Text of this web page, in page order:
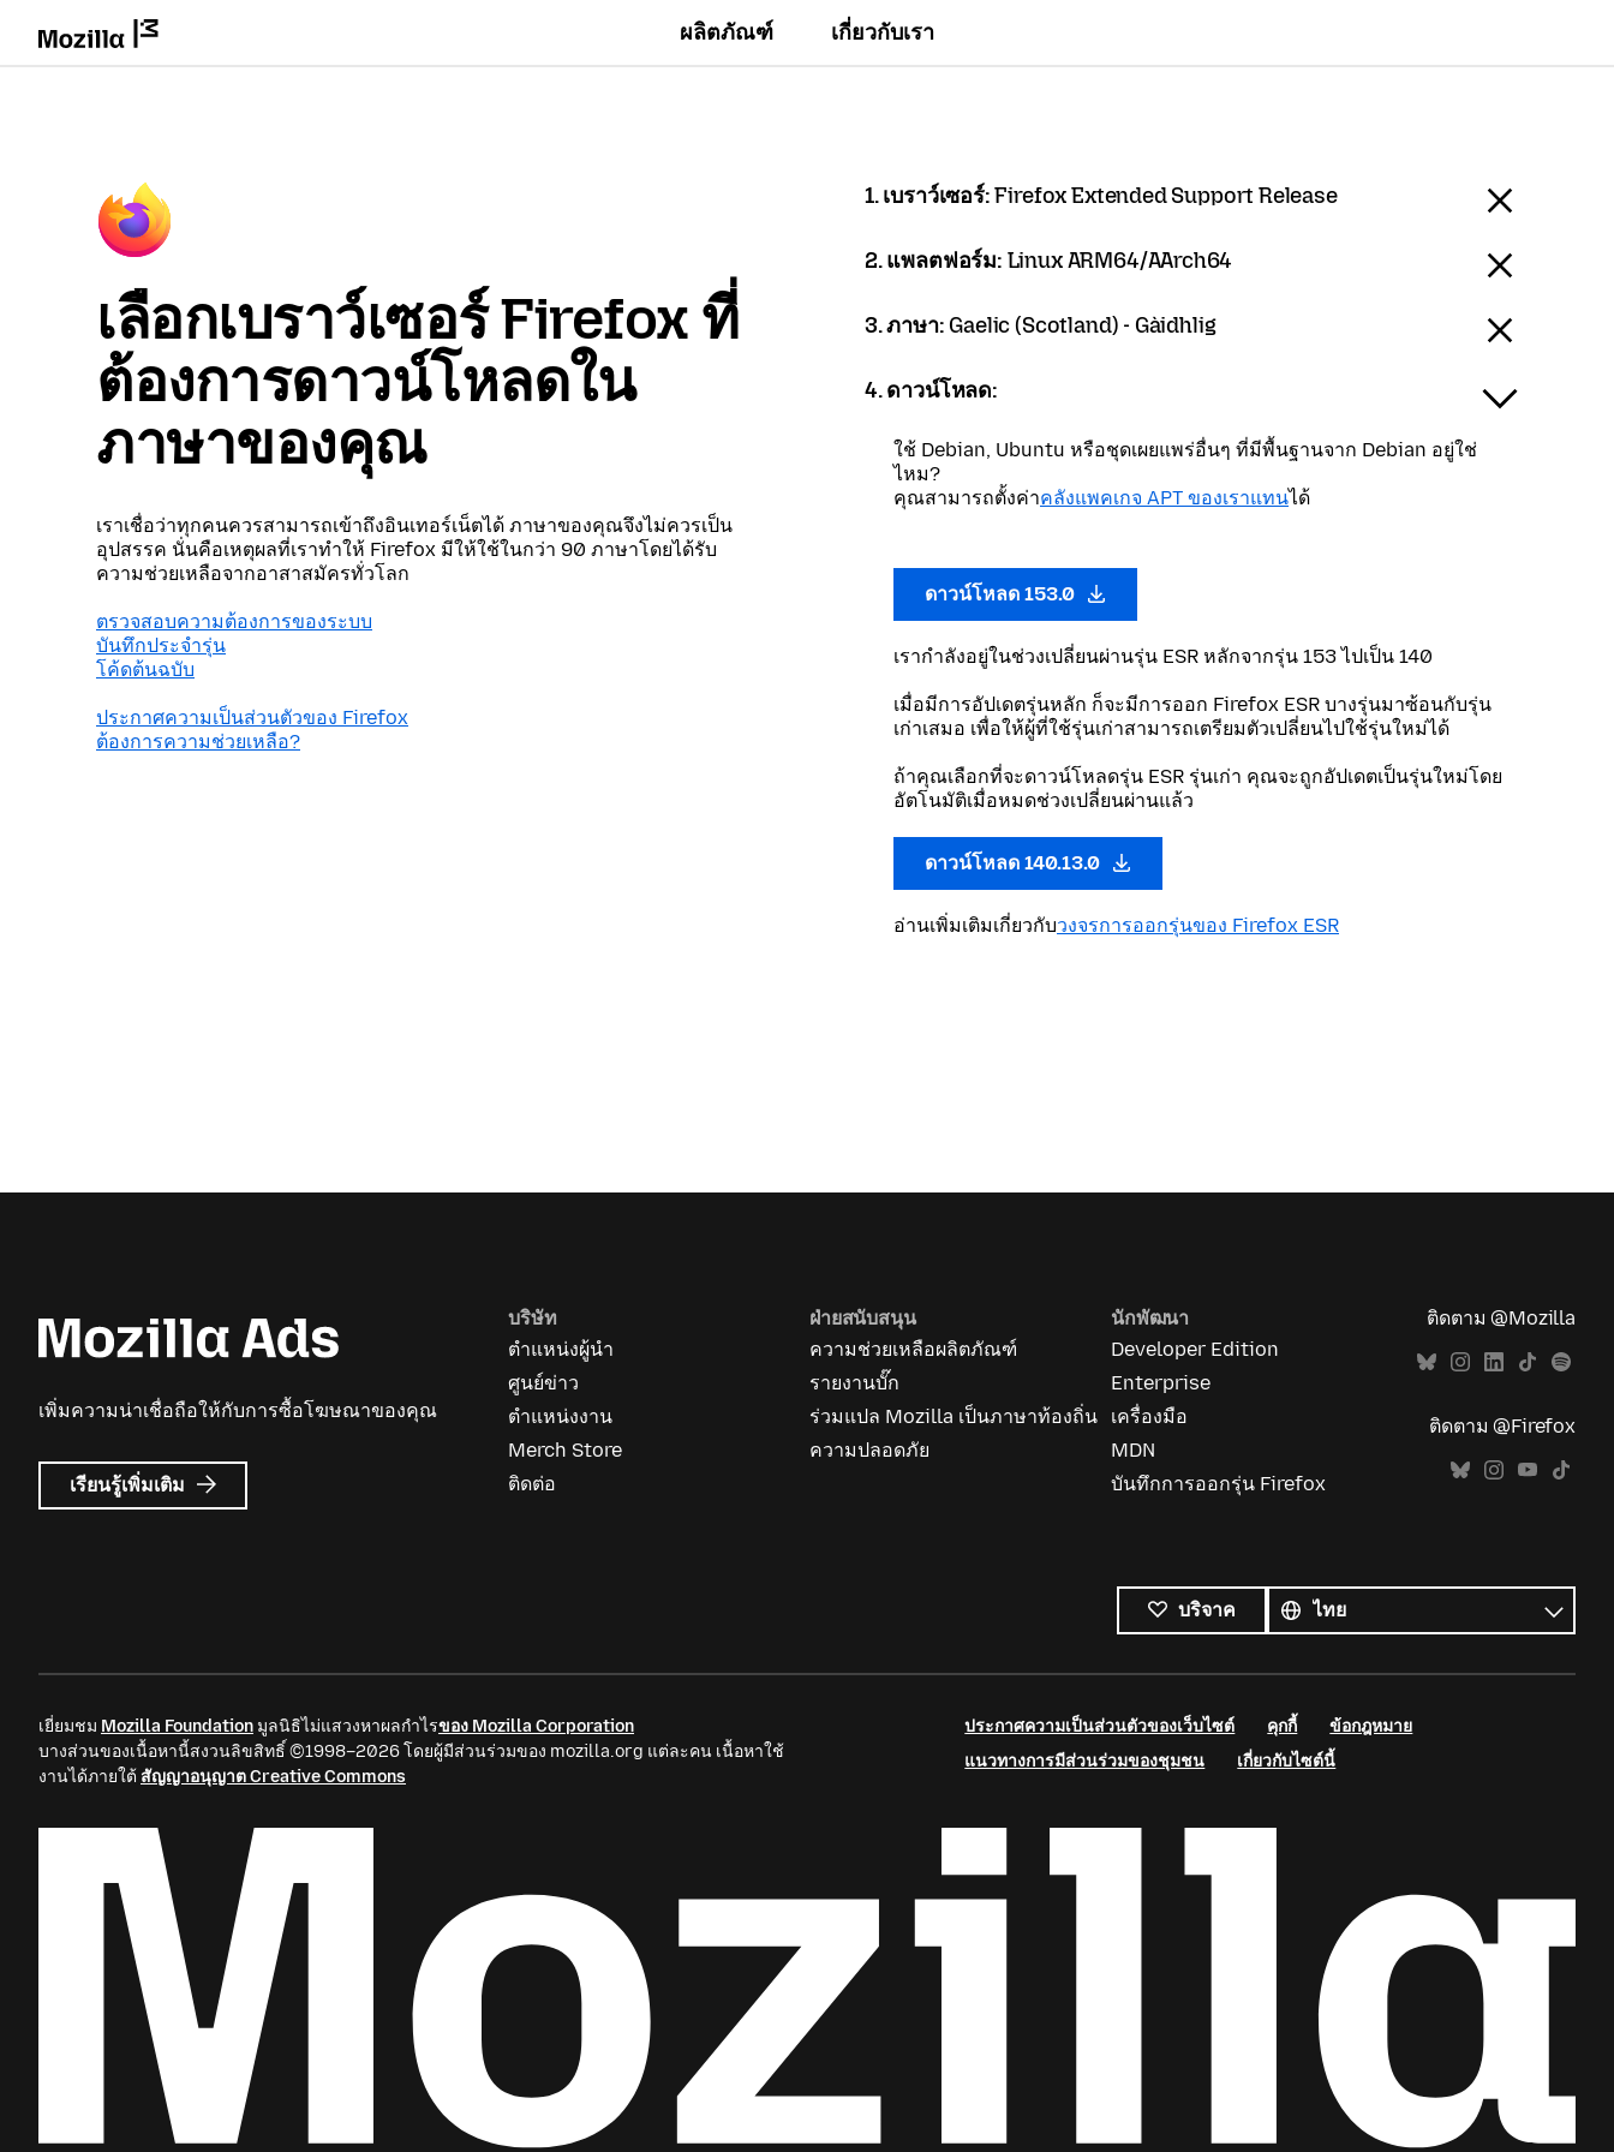
ผลิตภัณฑ์ เกี่ยวกับเรา
เลือกเบราว์เซอร์ Firefox ที่
ต้องการดาวน์โหลดใน
ภาษาของคุณ
เราเชื่อว่าทุกคนควรสามารถเข้าถึงอินเทอร์เน็ตได้ ภาษาของคุณจึงไม่ควรเป็น
อุปสรรค นั่นคือเหตุผลที่เราทำให้ Firefox มีให้ใช้ในกว่า 90 ภาษาโดยได้รับ
ความช่วยเหลือจากอาสาสมัครทั่วโลก
ตรวจสอบความต้องการของระบบ
บันทึกประจำรุ่น
โค้ดต้นฉบับ
ประกาศความเป็นส่วนตัวของ Firefox
ต้องการความช่วยเหลือ?
1. เบราว์เซอร์:Firefox Extended Support Release
2. แพลตฟอร์ม: Linux ARM64/AArch64
3. ภาษา: Gaelic (Scotland) - Gàidhlig
4. ดาวน์โหลด:
ใช้ Debian, Ubuntu หรือชุดเผยแพร่อื่นๆ ที่มีพื้นฐานจาก Debian อยู่ใช่
ไหม?
คุณสามารถตั้งค่าคลังแพคเกจ APT ของเราแทนได้
ดาวน์โหลด 153.0
เรากำลังอยู่ในช่วงเปลี่ยนผ่านรุ่น ESR หลักจากรุ่น 153 ไปเป็น 140
เมื่อมีการอัปเดตรุ่นหลัก ก็จะมีการออก Firefox ESR บางรุ่นมาซ้อนกับรุ่น
เก่าเสมอ เพื่อให้ผู้ที่ใช้รุ่นเก่าสามารถเตรียมตัวเปลี่ยนไปใช้รุ่นใหม่ได้
ถ้าคุณเลือกที่จะดาวน์โหลดรุ่น ESR รุ่นเก่า คุณจะถูกอัปเดตเป็นรุ่นใหม่โดย
อัตโนมัติเมื่อหมดช่วงเปลี่ยนผ่านแล้ว
ดาวน์โหลด 140.13.0
อ่านเพิ่มเติมเกี่ยวกับวงจรการออกรุ่นของ Firefox ESR
เพิ่มความน่าเชื่อถือให้กับการซื้อโฆษณาของคุณ
เรียนรู้เพิ่มเติม เกี่ยว
กับ
บริษัท
ตำแหน่งผู้นำ
ศูนย์ข่าว
ตำแหน่งงาน
Merch Store
ติดต่อ
ฝ่ายสนับสนุน
ความช่วยเหลือผลิตภัณฑ์
รายงานบั๊ก
ร่วมแปล Mozilla เป็นภาษาท้องถิ่น
ความปลอดภัย
นักพัฒนา
Developer Edition
Enterprise
เครื่องมือ
MDN
บันทึกการออกรุ่น Firefox
ติดตาม @Mozilla
ติดตาม @Firefox
บริจาค
ทั้งหมด
ภาษา
เยี่ยมชม Mozilla Foundationมูลนิธิไม่แสวงหาผลกำไรของ Mozilla Corporation
บางส่วนของเนื้อหานี้สงวนลิขสิทธิ์ ©1998–2026 โดยผู้มีส่วนร่วมของ mozilla.org แต่ละคน เนื้อหาใช้
งานได้ภายใต้ สัญญาอนุญาต Creative Commons
ประกาศความเป็นส่วนตัวของเว็บไซต์ คุกกี้
ข้อกฎหมาย
แนวทางการมีส่วนร่วมของชุมชน
เกี่ยวกับไซต์นี้